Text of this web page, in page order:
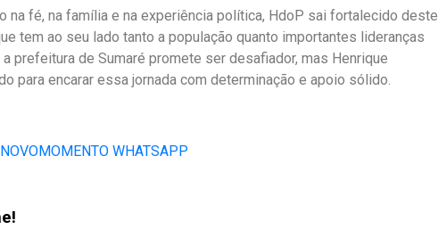
na fé, na família e na experiência política, HdoP sai fortalecido deste
tem ao seu lado tanto a população quanto importantes lideranças
prefeitura de Sumaré promete ser desafiador, mas Henrique
para encarar essa jornada com determinação e apoio sólido.
WHATSAPP